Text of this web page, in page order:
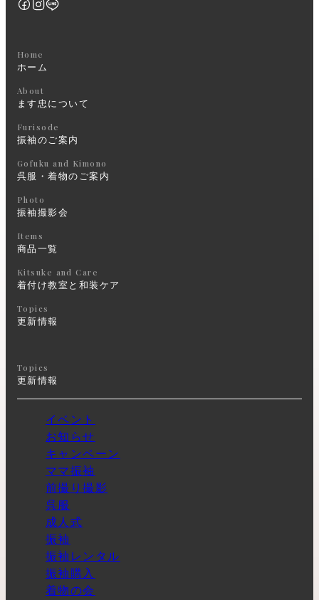
Home
ホーム
About
ます忠について
Furisode
振袖のご案内
Gofuku and Kimono
呉服・着物のご案内
Photo
振袖撮影会
Items
商品一覧
Kitsuke and Care
着付け教室と和装ケア
Topics
更新情報
Topics
更新情報
イベント
お知らせ
キャンペーン
ママ振袖
前撮り撮影
呉服
成人式
振袖
振袖レンタル
振袖購入
着物の会